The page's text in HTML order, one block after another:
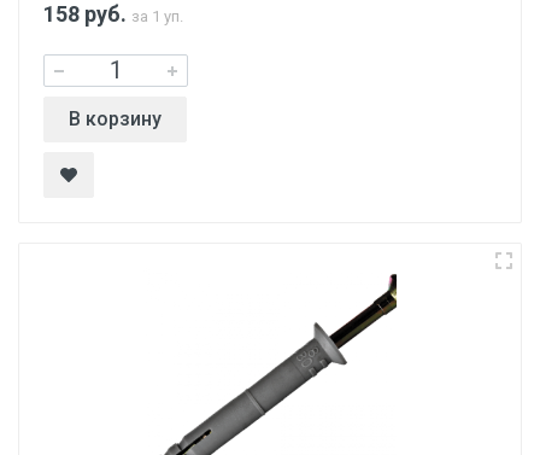
158 руб. за 1 уп.
В корзину